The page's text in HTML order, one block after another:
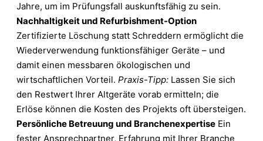
Jahre, um im Prüfungsfall auskunftsfähig zu sein.
Nachhaltigkeit und Refurbishment-Option
Zertifizierte Löschung statt Schreddern ermöglicht die
Wiederverwendung funktionsfähiger Geräte – und
damit einen messbaren ökologischen und
wirtschaftlichen Vorteil. Praxis-Tipp: Lassen Sie sich
den Restwert Ihrer Altgeräte vorab ermitteln; die
Erlöse können die Kosten des Projekts oft übersteigen.
Persönliche Betreuung und Branchenexpertise Ein
fester Ansprechpartner, Erfahrung mit Ihrer Branche